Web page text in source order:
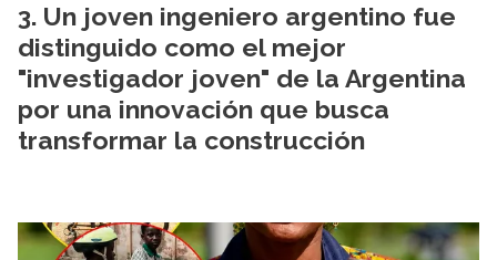
Un joven ingeniero argentino fue
distinguido como el mejor
"investigador joven" de la Argentina
por una innovación que busca
transformar la construcción